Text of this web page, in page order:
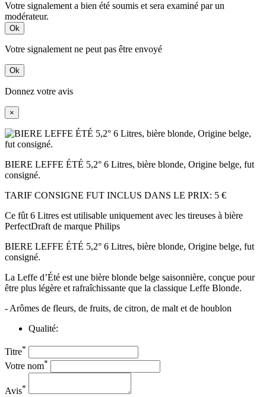
Votre signalement a bien été soumis et sera examiné par un
modérateur.
Ok
Votre signalement ne peut pas être envoyé
Ok
Donnez votre avis
×
BIERE LEFFE ÉTÉ 5,2° 6 Litres, bière blonde, Origine belge, fut
consigné.
TARIF CONSIGNE FUT INCLUS DANS LE PRIX: 5 €
Ce fût 6 Litres est utilisable uniquement avec les tireuses à bière
PerfectDraft de marque Philips
BIERE LEFFE ÉTÉ 5,2° 6 Litres, bière blonde, Origine belge, fut
consigné.
La Leffe d’Été est une bière blonde belge saisonnière, conçue pour
être plus légère et rafraîchissante que la classique Leffe Blonde.
- Arômes de fleurs, de fruits, de citron, de malt et de houblon
Qualité:
Titre*
Votre nom*
Avis*